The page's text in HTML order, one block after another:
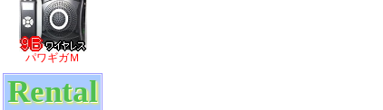
パワギガＭ
Rental